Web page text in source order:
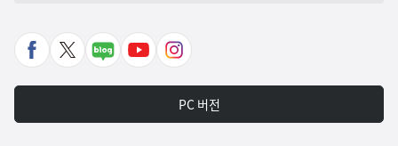
페
북
X
가
네
포
유
바
인
타
그
PC 버전